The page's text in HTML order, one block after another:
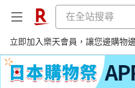
立即加入樂天會員，讓您邊購物